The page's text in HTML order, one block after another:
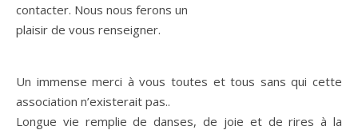
contacter. Nous nous ferons un
plaisir de vous renseigner.
Un immense merci à vous toutes et tous sans qui cette
association n’existerait pas..
Longue vie remplie de danses, de joie et de rires à la